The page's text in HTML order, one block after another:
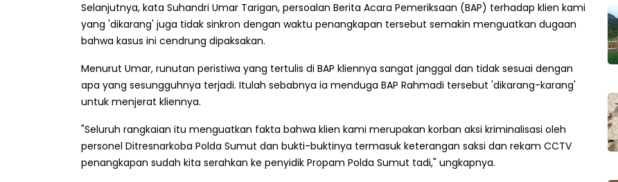
Selanjutnya, kata Suhandri Umar Tarigan, persoalan Berita Acara Pemeriksaan (BAP) terhadap klien kami
yang 'dikarang' juga tidak sinkron dengan waktu penangkapan tersebut semakin menguatkan dugaan
bahwa kasus ini cendrung dipaksakan.
Menurut Umar, runutan peristiwa yang tertulis di BAP kliennya sangat janggal dan tidak sesuai dengan
apa yang sesungguhnya terjadi. Itulah sebabnya ia menduga BAP Rahmadi tersebut 'dikarang-karang'
untuk menjerat kliennya.
"Seluruh rangkaian itu menguatkan fakta bahwa klien kami merupakan korban aksi kriminalisasi oleh
personel Ditresnarkoba Polda Sumut dan bukti-buktinya termasuk keterangan saksi dan rekam CCTV
penangkapan sudah kita serahkan ke penyidik Propam Polda Sumut tadi," ungkapnya.